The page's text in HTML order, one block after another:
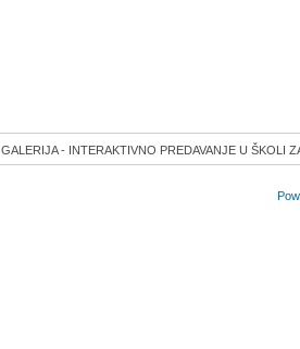
GALERIJA - INTERAKTIVNO PREDAVANJE U ŠKOLI